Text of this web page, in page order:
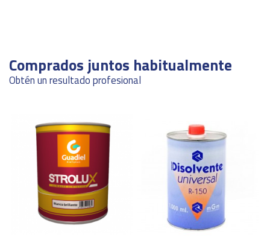
ean138422733006753
Comprados juntos habitualmente
Obtén un resultado profesional